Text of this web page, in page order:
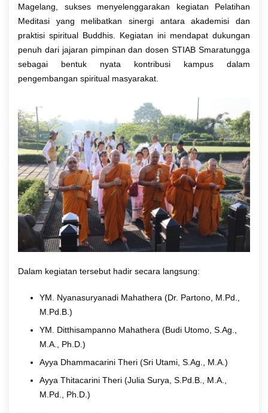
Magelang, sukses menyelenggarakan kegiatan Pelatihan
Meditasi yang melibatkan sinergi antara akademisi dan
praktisi spiritual Buddhis. Kegiatan ini mendapat dukungan
penuh dari jajaran pimpinan dan dosen STIAB Smaratungga
sebagai bentuk nyata kontribusi kampus dalam
pengembangan spiritual masyarakat.
Dalam kegiatan tersebut hadir secara langsung:
YM. Nyanasuryanadi Mahathera (Dr. Partono, M.Pd.,
M.Pd.B.)
YM. Ditthisampanno Mahathera (Budi Utomo, S.Ag.,
M.A., Ph.D.)
Ayya Dhammacarini Theri (Sri Utami, S.Ag., M.A.)
Ayya Thitacarini Theri (Julia Surya, S.Pd.B., M.A.,
M.Pd., Ph.D.)